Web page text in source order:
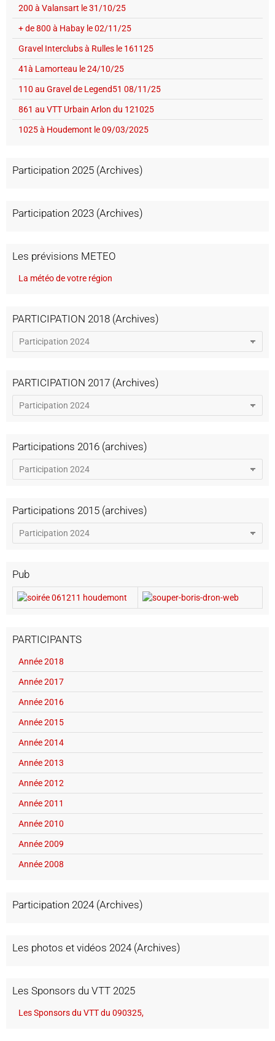
200 à Valansart le 31/10/25
+ de 800 à Habay le 02/11/25
Gravel Interclubs à Rulles le 161125
41à Lamorteau le 24/10/25
110 au Gravel de Legend51 08/11/25
861 au VTT Urbain Arlon du 121025
1025 à Houdemont le 09/03/2025
Participation 2025 (Archives)
Participation 2023 (Archives)
Les prévisions METEO
La météo de votre région
PARTICIPATION 2018 (Archives)
PARTICIPATION 2017 (Archives)
Participations 2016 (archives)
Participations 2015 (archives)
Pub
PARTICIPANTS
Année 2018
Année 2017
Année 2016
Année 2015
Année 2014
Année 2013
Année 2012
Année 2011
Année 2010
Année 2009
Année 2008
Participation 2024 (Archives)
Les photos et vidéos 2024 (Archives)
Les Sponsors du VTT 2025
Les Sponsors du VTT du 090325,